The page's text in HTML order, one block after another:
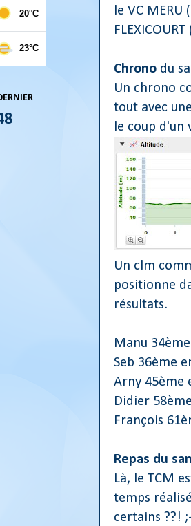
le VC
Chrono du
Un chrono
tout avec
le coup d'un
Un clm
positionne
résultats.
Manu
Seb 36ème
Arny 45ème
Didier
François
Repas du
Là, le TCM
temps
certains ??!